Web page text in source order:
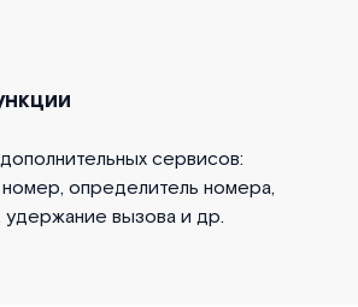
сервисов:
номер, определитель номера,
вызова и др.